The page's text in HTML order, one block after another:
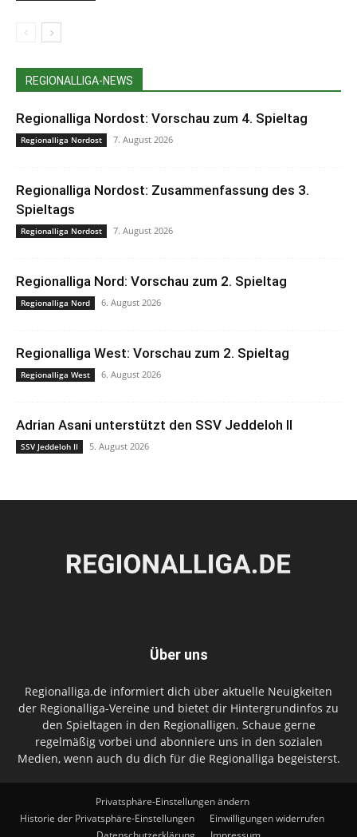
REGIONALLIGA-NEWS
Regionalliga Nordost: Vorschau zum 4. Spieltag
Regionalliga Nordost 7. August 2026
Regionalliga Nordost: Zusammenfassung des 3.
Spieltags
Regionalliga Nordost 7. August 2026
Regionalliga Nord: Vorschau zum 2. Spieltag
Regionalliga Nord 6. August 2026
Regionalliga West: Vorschau zum 2. Spieltag
Regionalliga West 6. August 2026
Adrian Asani unterstützt den SSV Jeddeloh II
SSV Jeddeloh II 5. August 2026
Über uns
Regionalliga.de informiert dich über aktuelle Neuigkeiten
der Regionalliga-Vereine und bietet dir Hintergrundinfos zu
den Spieltagen in den Regionalligen. Schaue gerne
regelmäßig vorbei und abonniere uns in den sozialen
Medien, wenn auch du dich für die Regionalliga begeisterst.
Privatsphäre-Einstellungen ändern
Historie der Privatsphäre-Einstellungen
Einwilligungen widerrufen